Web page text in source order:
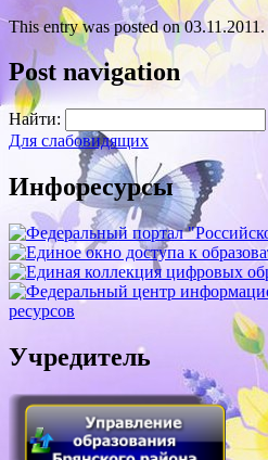
This entry was posted on
Post navigation
Найти:
Для слабовидящих
Инфоресурсы
Учредитель